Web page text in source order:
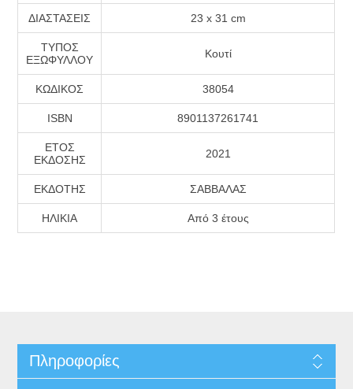
ΔΙΑΣΤΑΣΕΙΣ 23 x 31 cm
ΤΥΠΟΣ
ΕΞΩΦΥΛΛΟΥ
Κουτί
ΚΩΔΙΚΟΣ 38054
ISBN 8901137261741
ΕΤΟΣ
ΕΚΔΟΣΗΣ
2021
ΕΚΔΟΤΗΣ ΣΑΒΒΑΛΑΣ
ΗΛΙΚΙΑ Από 3 έτους
Πληροφορίες